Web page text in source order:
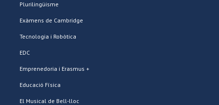
Plurilingüisme
Exàmens de Cambridge
Tecnologia i Robòtica
EDC
Emprenedoria i Erasmus +
Educació Física
El Musical de Bell-lloc